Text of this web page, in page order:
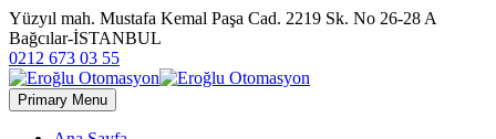
Yüzyıl mah. Mustafa Kemal Paşa Cad. 2219 Sk. No 26-28 A
Bağcılar-İSTANBUL
0212 673 03 55
Primary Menu